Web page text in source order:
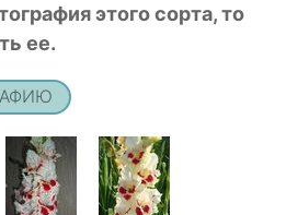
этого сорта, то
ее.